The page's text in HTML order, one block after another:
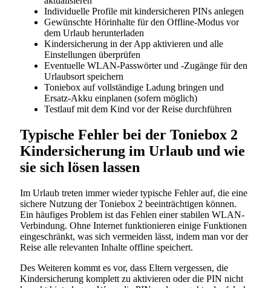
Individuelle Profile mit kindersicheren PINs anlegen
Gewünschte Hörinhalte für den Offline-Modus vor
dem Urlaub herunterladen
Kindersicherung in der App aktivieren und alle
Einstellungen überprüfen
Eventuelle WLAN-Passwörter und -Zugänge für den
Urlaubsort speichern
Toniebox auf vollständige Ladung bringen und
Ersatz-Akku einplanen (sofern möglich)
Testlauf mit dem Kind vor der Reise durchführen
Typische Fehler bei der Toniebox 2
Kindersicherung im Urlaub und wie
sie sich lösen lassen
Im Urlaub treten immer wieder typische Fehler auf, die eine
sichere Nutzung der Toniebox 2 beeinträchtigen können.
Ein häufiges Problem ist das Fehlen einer stabilen WLAN-
Verbindung. Ohne Internet funktionieren einige Funktionen
eingeschränkt, was sich vermeiden lässt, indem man vor der
Reise alle relevanten Inhalte offline speichert.
Des Weiteren kommt es vor, dass Eltern vergessen, die
Kindersicherung komplett zu aktivieren oder die PIN nicht